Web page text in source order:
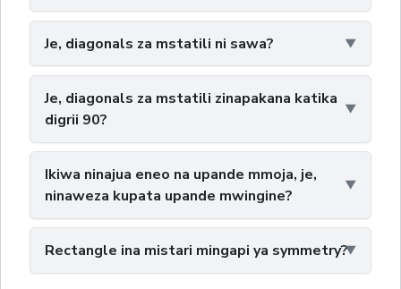
Je, diagonals za mstatili ni sawa?
Je, diagonals za mstatili zinapakana katika
digrii 90?
Ikiwa ninajua eneo na upande mmoja, je,
ninaweza kupata upande mwingine?
Rectangle ina mistari mingapi ya symmetry?